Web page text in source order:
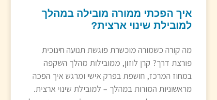
איך הפכתי ממורה מובילה במהלך
למובילת שינוי ארצית?
מה קורה כשמורה מוכשרת פוגשת תנועה חינוכית
פורצת דרך? קרן לוזון, ממובילות מהלך השקפה
במחוז המרכז, חושפת בפרק אישי ומרגש איך הפכה
מראשוניות המורות במהלך – למובילת שינוי ארצית.